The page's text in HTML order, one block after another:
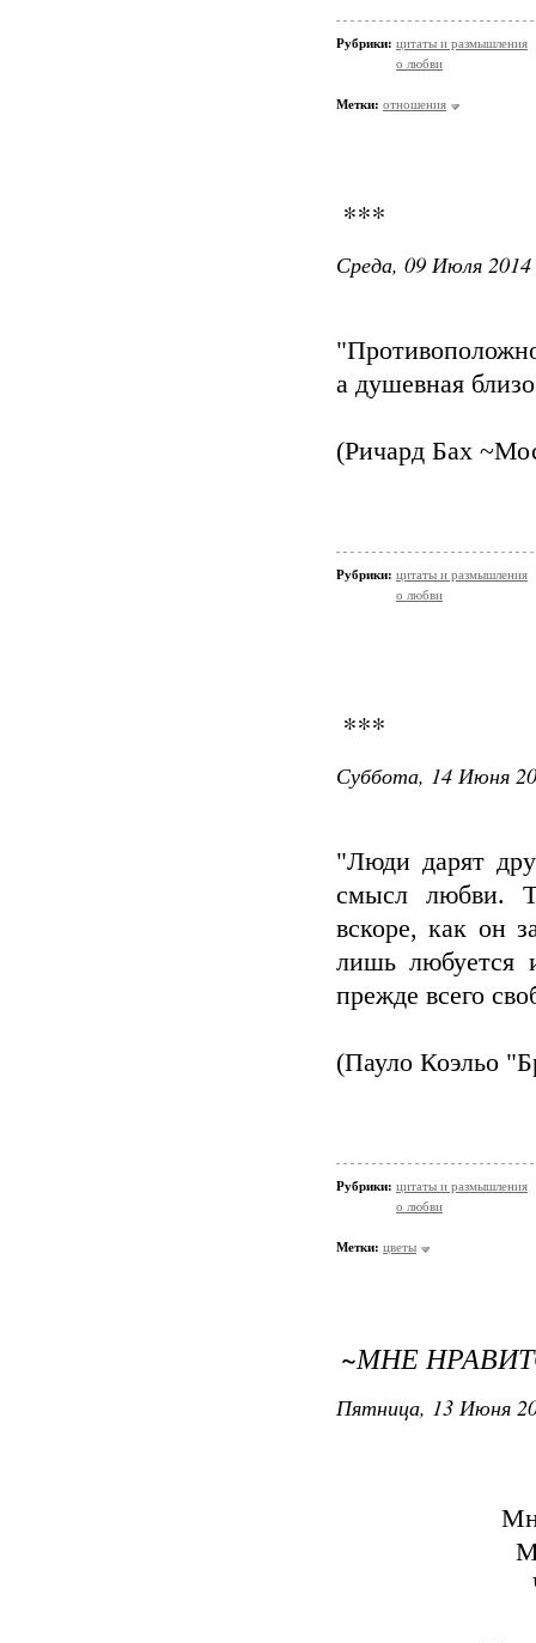
Рубрики: цитаты и размышления
о любви
Метки: отношения
***
Среда, 09 Июля
а душевная
(Ричард Бах
Рубрики: цитаты и размышления
о любви
***
Суббота, 14 Июня
"Люди дарят
смысл любви.
вскоре, как он
лишь любуется
прежде всего
(Пауло Коэльо
Рубрики: цитаты и размышления
о любви
Метки: цветы
~МНЕ
Пятница, 13 Июня